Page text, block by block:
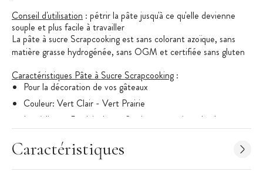
Conseil d'utilisation : pétrir la pâte jusqu'à ce qu'elle devienne
souple et plus facile à travailler
La pâte à sucre Scrapcooking est sans colorant azoïque, sans
matière grasse hydrogénée, sans OGM et certifiée sans gluten
Caractéristiques Pâte à Sucre Scrapcooking :
Pour la décoration de vos gâteaux
Couleur: Vert Clair - Vert Prairie
Ingrédients :Produit de confiserie : sucre, sirop de glucose,
huiles et graisses végétales non hydrogénées (huile de palme,
coton, carthame et tournesol, beurre de karité et d'illipé),
eau, amidon de maïs, épaississant : E466, E407, E412
humectant : E422 amidon modifié, correcteur d'acidité E330
Caractéristiques